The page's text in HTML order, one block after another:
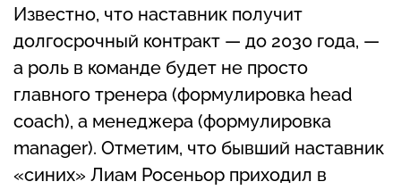
Известно, что наставник получит
долгосрочный контракт — до 2030 года, —
а роль в команде будет не просто
главного тренера (формулировка head
coach), а менеджера (формулировка
manager). Отметим, что бывший наставник
«синих» Лиам Росеньор приходил в